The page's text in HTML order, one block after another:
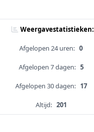
Weergavestatistieken:
Afgelopen 24 uren: 0
Afgelopen 7 dagen: 5
Afgelopen 30 dagen: 17
Altijd: 201